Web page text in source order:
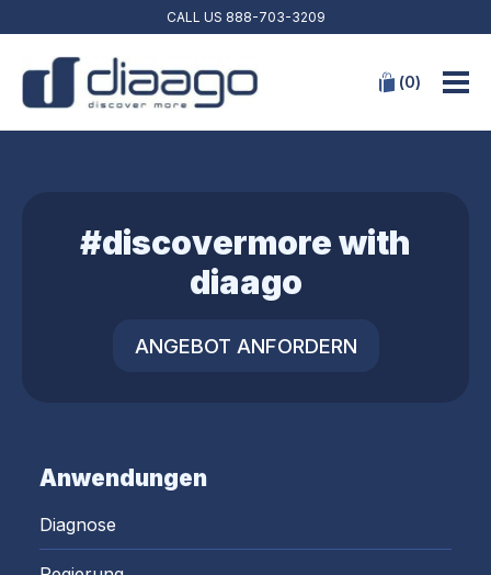
CALL US 888-703-3209
(0)
#discovermore with
diaago
ANGEBOT ANFORDERN
Anwendungen
Diagnose